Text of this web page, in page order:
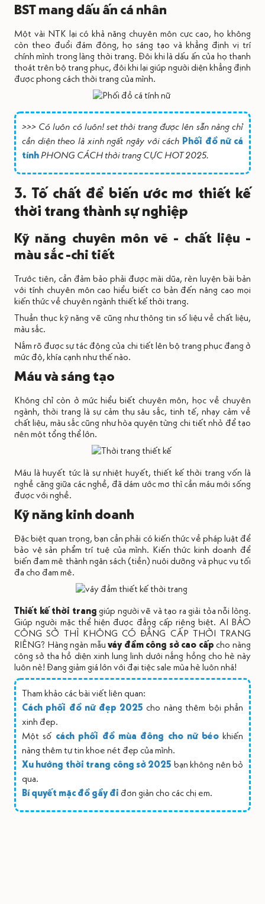
BST mang dấu ấn cá nhân
Một vài NTK lại có khả năng chuyên môn cực cao, họ không
còn theo đuổi đám đông, họ sáng tạo và khẳng định vị trí
chính mình trong làng thời trang. Đôi khi là dấu ấn của họ thanh
thoát trên bộ trang phục, đôi khi lại giúp người diện khẳng định
được phong cách thời trang của mình.
>>> Có luôn có luôn! set thời trang được lên sẵn nàng chỉ
cần diện theo là xinh ngất ngây với cách Phối đồ nữ cá
tínhPHONG CÁCH thời trang CỰC HOT 2025.
3. Tố chất để biến ước mơ thiết kế
thời trang thành sự nghiệp
Kỹ năng chuyên môn vẽ - chất liệu -
màu sắc -chi tiết
Trước tiên, cần đảm bảo phải được mài dũa, rèn luyện bài bản
với tính chuyên môn cao hiểu biết cơ bản đến nâng cao mọi
kiến thức về chuyên ngành thiết kế thời trang.
Thuần thục kỹ năng vẽ cũng như thông tin số liệu về chất liệu,
màu sắc.
Nắm rõ được sự tác động của chi tiết lên bộ trang phục đang ở
mức độ, khía cạnh như thế nào.
Máu và sáng tạo
Không chỉ còn ở mức hiểu biết chuyên môn, học về chuyên
ngành, thời trang là sự cảm thụ sâu sắc, tinh tế, nhạy cảm về
chất liệu, màu sắc cũng như hòa quyện từng chi tiết nhỏ để tạo
nên một tổng thể lớn.
Máu là huyết tức là sự nhiệt huyết, thiết kế thời trang vốn là
nghề căng giữa các nghề, đã dám ước mơ thì cần máu mới sống
được với nghề.
Kỹ năng kinh doanh
Đặc biệt quan trọng, bạn cần phải có kiến thức về pháp luật để
bảo vệ sản phẩm trí tuệ của mình. Kiến thức kinh doanh để
biến đam mê thành ngân sách (tiền) nuôi dưỡng và phục vụ tối
đa cho đam mê.
Thiết kế thời trang giúp người vẽ và tạo ra giải tỏa nỗi lòng.
Giúp người mặc thể hiện được đẳng cấp riêng biệt. AI BẢO
CÔNG SỞ THÌ KHÔNG CÓ ĐẲNG CẤP THỜI TRANG
RIÊNG? Hàng ngàn mẫuváy đầm công sở cao cấp cho nàng
công sở tha hồ diện xinh lung linh dưới nắng hồng cho hè này
luôn nè! Đang giảm giá lớn với đại tiệc sale mùa hè luôn nhá!
Tham khảo các bài viết liên quan:
Cách phối đồ nữ đẹp 2025 cho nàng thêm bội phần
xinh đẹp.
Một số cách phối đồ mùa đông cho nữ béokhiến
nàng thêm tự tin khoe nét đẹp của mình.
Xu hướng thời trang công sở 2025 bạn không nên bỏ
qua.
Bí quyết mặc đồ gầy đi đơn giản cho các chị em.